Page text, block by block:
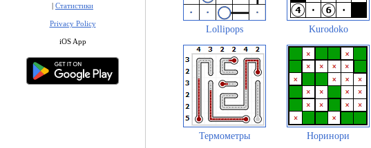
| Статистики
Privacy Policy
iOS App
Lollipops Kurodoko
Термометры Норинори